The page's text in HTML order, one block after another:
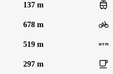
137 m
678 m
519 m
297 m